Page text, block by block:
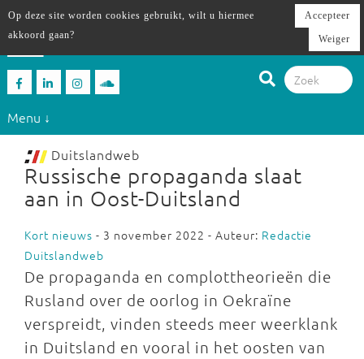
Menu ↓
Duitslandweb
Russische propaganda slaat
aan in Oost-Duitsland
Kort nieuws - 3 november 2022 - Auteur: Redactie
Duitslandweb
De propaganda en complottheorieën die
Rusland over de oorlog in Oekraïne
verspreidt, vinden steeds meer weerklank
in Duitsland en vooral in het oosten van
Op deze site worden cookies gebruikt, wilt u hiermee
akkoord gaan?
Accepteer
Weiger